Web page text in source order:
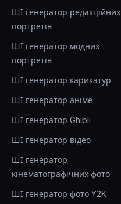
ШІ генератор редакційних
портретів
ШІ генератор модних
портретів
ШІ генератор карикатур
ШІ генератор аніме
ШІ генератор Ghibli
ШІ генератор відео
ШІ генератор
кінематографічних фото
ШІ генератор фото Y2K